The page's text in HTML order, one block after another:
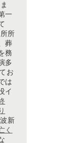
一
所
葬
務
多
お
は
イ
新
く